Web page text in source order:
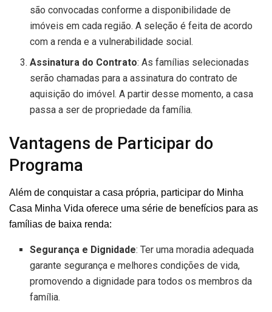
são convocadas conforme a disponibilidade de
imóveis em cada região. A seleção é feita de acordo
com a renda e a vulnerabilidade social.
Assinatura do Contrato: As famílias selecionadas
serão chamadas para a assinatura do contrato de
aquisição do imóvel. A partir desse momento, a casa
passa a ser de propriedade da família.
Vantagens de Participar do
Programa
Além de conquistar a casa própria, participar do Minha
Casa Minha Vida oferece uma série de benefícios para as
famílias de baixa renda:
Segurança e Dignidade: Ter uma moradia adequada
garante segurança e melhores condições de vida,
promovendo a dignidade para todos os membros da
família.